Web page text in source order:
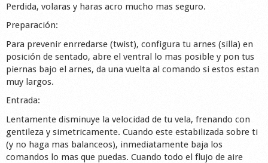
Perdida, volaras y haras acro mucho mas seguro.
Preparación:
Para prevenir enrredarse (twist), configura tu arnes (silla) en
posición de sentado, abre el ventral lo mas posible y pon tus
piernas bajo el arnes, da una vuelta al comando si estos estan
muy largos.
Entrada:
Lentamente disminuye la velocidad de tu vela, frenando con
gentileza y simetricamente. Cuando este estabilizada sobre ti
(y no haga mas balanceos), inmediatamente baja los
comandos lo mas que puedas. Cuando todo el flujo de aire